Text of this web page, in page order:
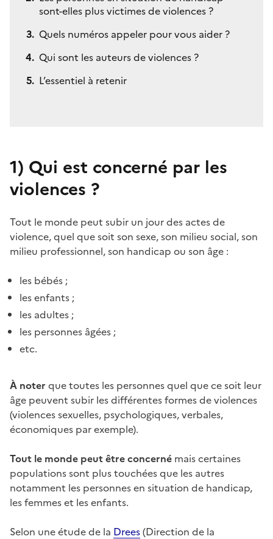
sont-elles plus victimes de violences ?
Quels numéros appeler pour vous aider ?
Qui sont les auteurs de violences ?
L’essentiel à retenir
1) Qui est concerné par les
violences ?
Tout le monde peut subir un jour des actes de
violence, quel que soit son sexe, son milieu social, son
milieu professionnel, son handicap ou son âge :
les bébés ;
les enfants ;
les adultes ;
les personnes âgées ;
etc.
À noter que toutes les personnes quel que ce soit leur
âge peuvent subir les différentes formes de violences
(violences sexuelles, psychologiques, verbales,
économiques par exemple).
Tout le monde peut être concerné mais certaines
populations sont plus touchées que les autres
notamment les personnes en situation de handicap,
les femmes et les enfants.
Selon une étude de la Drees(Direction de la